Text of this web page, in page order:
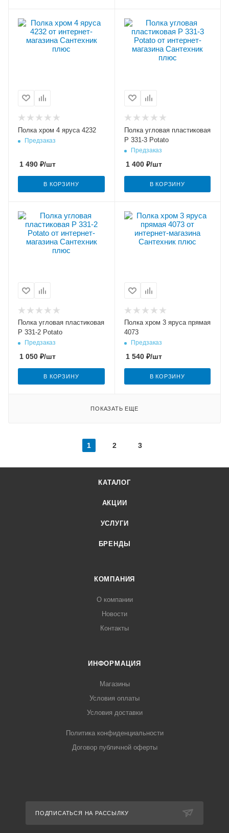
Полка хром 4 яруса 4232
Предзаказ
1 490 ₽/шт
В КОРЗИНУ
Полка угловая пластиковая
Р 331-3 Potato
Предзаказ
1 400₽/шт
В КОРЗИНУ
Полка угловая пластиковая
Р 331-2 Potato
Предзаказ
1 050 ₽/шт
В КОРЗИНУ
Полка хром 3 яруса прямая
4073
Предзаказ
1 540₽/шт
В КОРЗИНУ
ПОКАЗАТЬ ЕЩЕ
1 2 3
КАТАЛОГ
АКЦИИ
УСЛУГИ
БРЕНДЫ
КОМПАНИЯ
О компании
Новости
Контакты
ИНФОРМАЦИЯ
Магазины
Условия оплаты
Условия доставки
Политика конфиденциальности
Договор публичной оферты
ПОДПИСАТЬСЯ НА РАССЫЛКУ